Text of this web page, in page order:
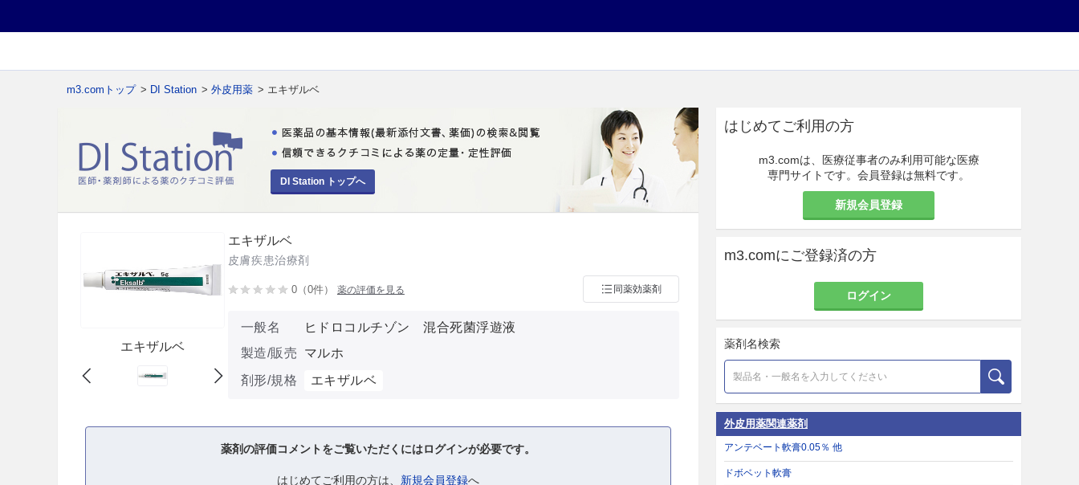
m3.comトップ > DI Station > 外皮用薬 > エキザルベ
DI Station トップへ
エキザルベ
エキザルベ
皮膚疾患治療剤
0（0件） 薬の評価を見る 同薬効薬剤
一般名
ヒドロコルチゾン 混合死菌浮遊液
製造/販売
マルホ
剤形/規格
エキザルベ
薬剤の評価コメントをご覧いただくにはログインが必要です。
はじめてご利用の方は、 新規会員登録へ
はじめてご利用の方
m3.comは、医療従事者のみ利用可能な医療
専門サイトです。会員登録は無料です。
新規会員登録
m3.comにご登録済の方
ログイン
薬剤名検索
外皮用薬関連薬剤
アンテベート軟膏0.05％ 他
ドボベット軟膏